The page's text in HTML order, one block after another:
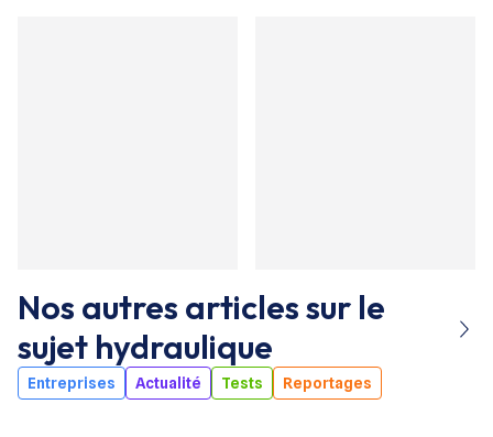
Nos autres articles sur le
sujet hydraulique
Entreprises Actualité Tests Reportages